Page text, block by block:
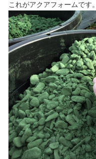
これがアクアフォームです。